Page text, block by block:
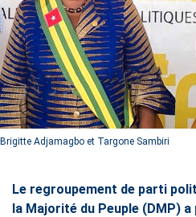
Brigitte Adjamagbo et Targone Sambiri
Le regroupement de parti
la Majorité du Peuple (DMP) a